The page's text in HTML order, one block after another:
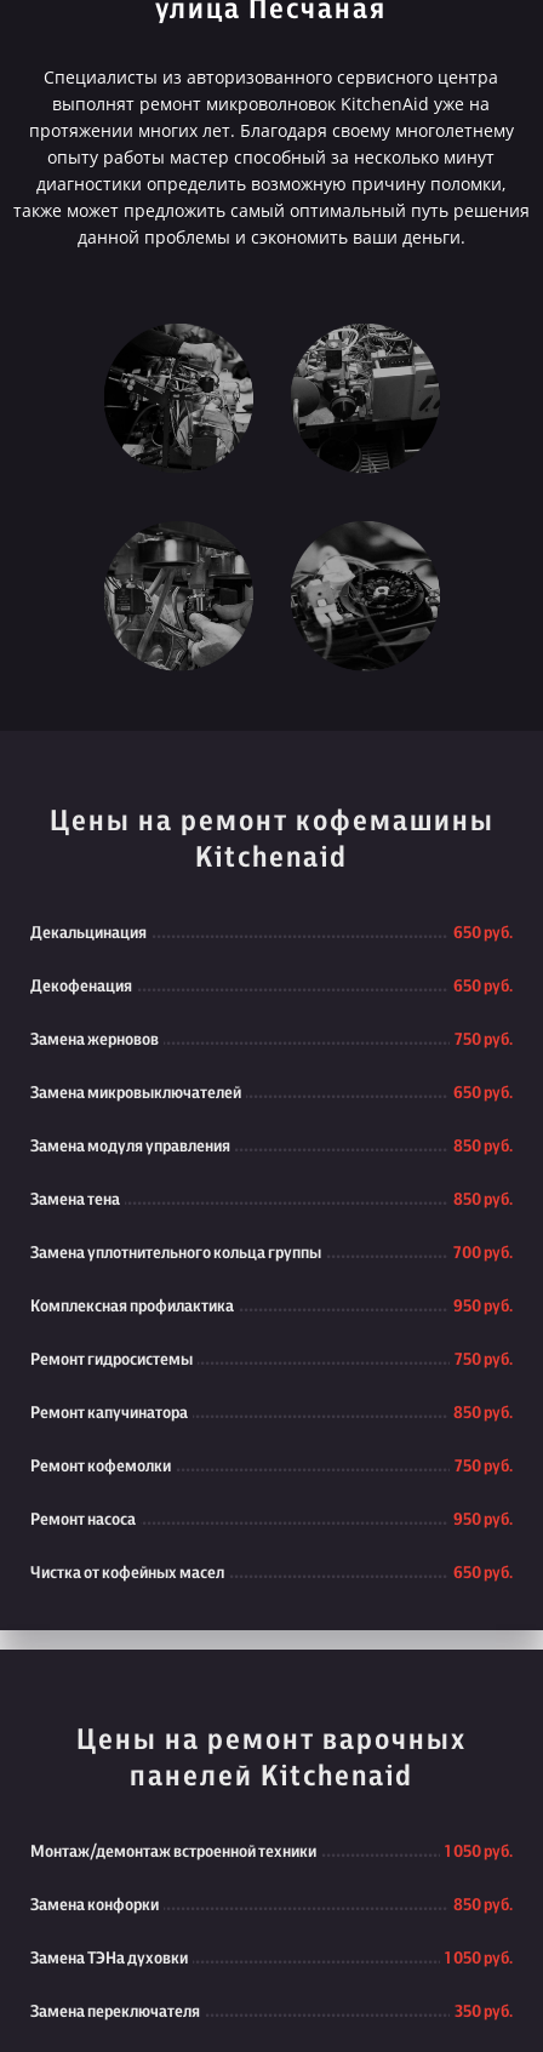
улица Песчаная
Специалисты из авторизованного сервисного центра
выполнят ремонт микроволновок KitchenAid уже на
протяжении многих лет. Благодаря своему многолетнему
опыту работы мастер способный за несколько минут
диагностики определить возможную причину поломки,
также может предложить самый оптимальный путь решения
данной проблемы и сэкономить ваши деньги.
Цены на ремонт кофемашины
Kitchenaid
Декальцинация 650 руб.
Декофенация 650 руб.
Замена жерновов 750 руб.
Замена микровыключателей 650 руб.
Замена модуля управления 850 руб.
Замена тена 850 руб.
Замена уплотнительного кольца группы 700 руб.
Комплексная профилактика 950 руб.
Ремонт гидросистемы 750 руб.
Ремонт капучинатора 850 руб.
Ремонт кофемолки 750 руб.
Ремонт насоса 950 руб.
Чистка от кофейных масел 650 руб.
Цены на ремонт варочных
панелей Kitchenaid
Монтаж/демонтаж встроенной техники 1 050 руб.
Замена конфорки 850 руб.
Замена ТЭНа духовки 1 050 руб.
Замена переключателя 350 руб.